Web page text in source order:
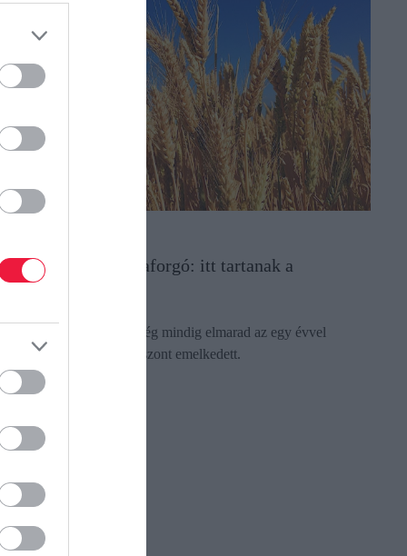
kukorica, napraforgó: itt tartanak a
búza és a kukorica ára még mindig elmarad az egy évvel
a napraforgó viszont emelkedett.